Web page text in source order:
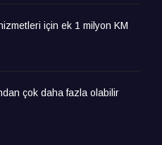
için ek 1 milyon KM
çok daha fazla olabilir